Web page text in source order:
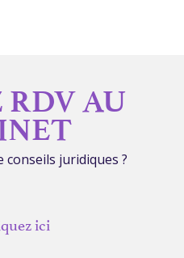
RDV AU
conseils juridiques ?
ici